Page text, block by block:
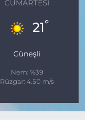
CUMARTESI
21°
Güneşli
Nem: %39
Rüzgar: 4.50 m/s